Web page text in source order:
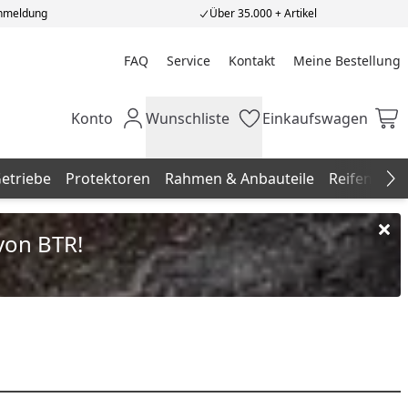
Über 35.000 + Artikel
FAQ Service Kontakt Meine Bestellung
Meine Bestellung
Mein Konto
Konto Wunschliste
Wunschliste Einkaufswagen
Einkaufswagen
Protektoren Rahmen & Anbauteile Reifen
BTR!